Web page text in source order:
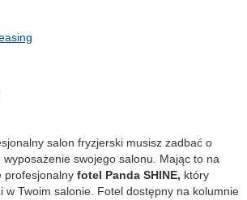
salon fryzjerski musisz zadbać o
swojego salonu. Mając to na
profesjonalny fotel Panda SHINE, który
w Twoim salonie. Fotel dostępny na kolumnie